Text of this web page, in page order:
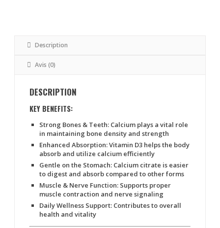
Description
Avis (0)
DESCRIPTION
KEY BENEFITS:
Strong Bones & Teeth: Calcium plays a vital role
in maintaining bone density and strength
Enhanced Absorption: Vitamin D3 helps the body
absorb and utilize calcium efficiently
Gentle on the Stomach: Calcium citrate is easier
to digest and absorb compared to other forms
Muscle & Nerve Function: Supports proper
muscle contraction and nerve signaling
Daily Wellness Support: Contributes to overall
health and vitality